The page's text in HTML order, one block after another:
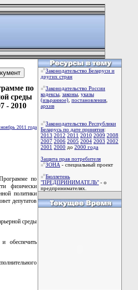
по
среды
- 2010
2011 года
по
физически
политики
депутатов
среды
обеспечить
Законодательство Беларуси и
других стран
Законодательство России
кодексы законы указы
(изьранное) постановления
архив
Законодательство Республики
Беларусь по дате принятия:
2013 2012 2011 2010 2009 2008
2007 2006 2005 2004 2003 2002
2001 2000 до 2000 года
Защита прав потребителя
ЗОНА - специальный проект
Бюллетень
"ПРЕДПРИНИМАТЕЛЬ" - о
предпринимателях.